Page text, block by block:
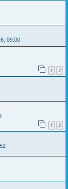
09:00
1 2
1 2